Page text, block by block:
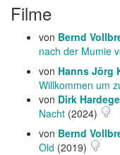
Filme
von Bernd
nach der Mumie
von Hanns Jörg
Willkommen um
von Dirk
Nacht (2024)
von Bernd
Old (2019)